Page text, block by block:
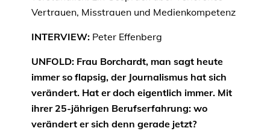
Vertrauen, Misstrauen und Medienkompetenz
INTERVIEW: Peter Effenberg
UNFOLD: Frau Borchardt, man sagt heute
immer so flapsig, der Journalismus hat sich
verändert. Hat er doch eigentlich immer. Mit
ihrer 25-jährigen Berufserfahrung: wo
verändert er sich denn gerade jetzt?